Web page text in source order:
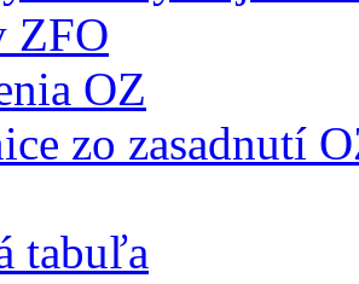
ZFO
OZ
zo zasadnutí
tabuľa